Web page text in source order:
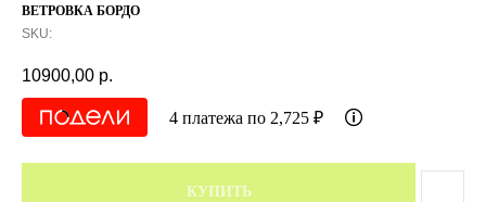
ВЕТРОВКА БОРДО
SKU:
10900,00 р.
4 платежа по 2,725 ₽
КУПИТЬ